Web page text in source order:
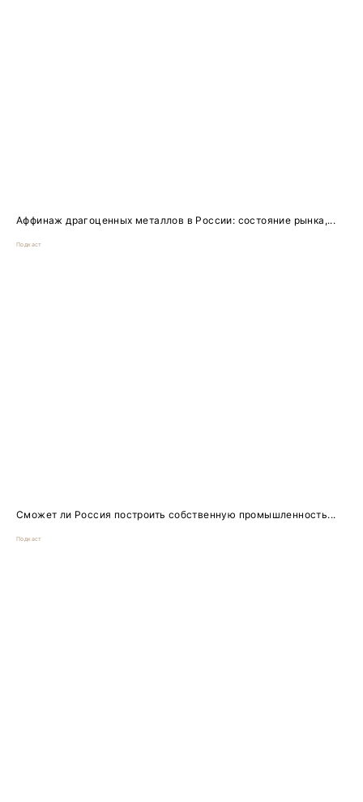
Аффинаж драгоценных металлов в России: состояние рынка,...
Подкаст
Сможет ли Россия построить собственную промышленность...
Подкаст